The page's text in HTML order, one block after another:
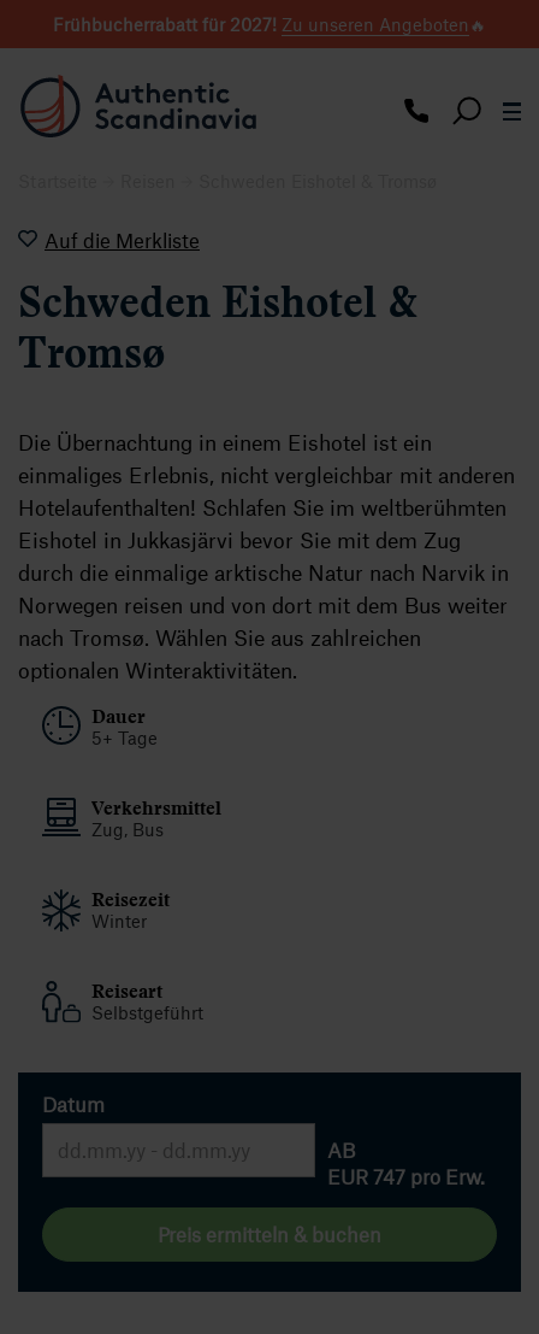
Frühbucherrabatt für 2027! Zu unseren Angeboten 🔥
Auf die Merkliste
Schweden Eishotel &
Tromsø
Die Übernachtung in einem Eishotel ist ein
einmaliges Erlebnis, nicht vergleichbar mit anderen
Hotelaufenthalten! Schlafen Sie im weltberühmten
Eishotel in Jukkasjärvi bevor Sie mit dem Zug
durch die einmalige arktische Natur nach Narvik in
Norwegen reisen und von dort mit dem Bus weiter
nach Tromsø. Wählen Sie aus zahlreichen
optionalen Winteraktivitäten.
Dauer
5+ Tage
Verkehrsmittel
Zug, Bus
Reisezeit
Winter
Reiseart
Selbstgeführt
Datum
AB
EUR 747 pro Erw.
Preis ermitteln & buchen